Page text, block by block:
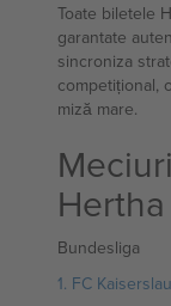
Toate biletele
garantate
sincroniza
competițional,
miză mare.
Bundesliga
1. FC